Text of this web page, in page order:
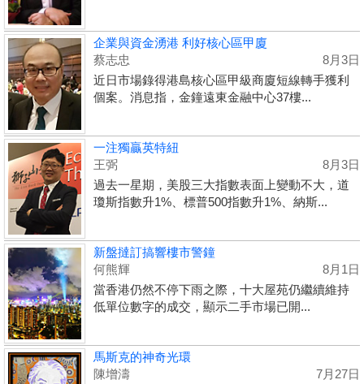
企業與資金湧港 利好核心區甲廈
蔡志忠
8月3日
近日市場錄得港島核心區甲級商廈短線轉手獲利
個案。消息指，金鐘遠東金融中心37樓...
一注獨贏英特紐
王弼
8月3日
過去一星期，美股三大指數表面上變動不大，道
瓊斯指數升1%、標普500指數升1%、納斯...
新盤撻訂搞響樓市警鐘
何熊輝
8月1日
當香港仍然不停下雨之際，十大屋苑仍繼續維持
低單位數字的成交，顯示二手市場已開...
馬斯克的神奇光環
陳增濤
7月27日